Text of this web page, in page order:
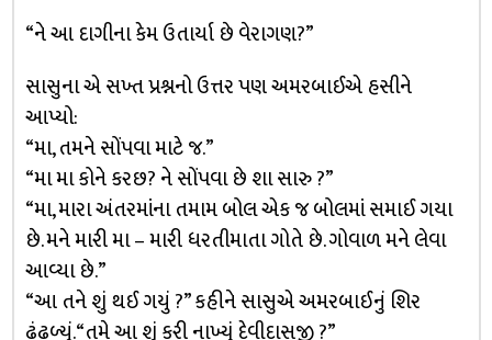
“ને આ દાગીના કેમ ઉતાર્યા છે વેરાગણ?”
સાસુના એ સખ્ત પ્રશ્નનો ઉત્તર પણ અમરબાઈએ હસીને
આપ્યો:
“મા, તમને સોંપવા માટે જ.”
“મા મા કોને કરછ? ને સોંપવા છે શા સારુ ?”
“મા, મારા અંતરમાંના તમામ બોલ એક જ બોલમાં સમાઈ ગયા
છે. મને મારી મા – મારી ધરતીમાતા ગોતે છે. ગોવાળ મને લેવા
આવ્યા છે.”
“આ તને શું થઈ ગયું ?” કહીને સાસુએ અમરબાઈનું શિર
ઢંઢળ્યું. “તમે આ શું કરી નાખ્યું દેવીદાસજી ?”